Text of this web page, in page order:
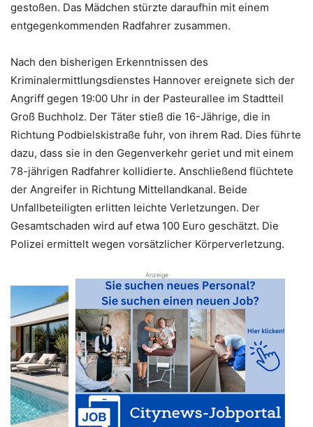
gestoßen. Das Mädchen stürzte daraufhin mit einem
entgegenkommenden Radfahrer zusammen.
Nach den bisherigen Erkenntnissen des
Kriminalermittlungsdienstes Hannover ereignete sich der
Angriff gegen 19:00 Uhr in der Pasteurallee im Stadtteil
Groß Buchholz. Der Täter stieß die 16-Jährige, die in
Richtung Podbielskistraße fuhr, von ihrem Rad. Dies führte
dazu, dass sie in den Gegenverkehr geriet und mit einem
78-jährigen Radfahrer kollidierte. Anschließend flüchtete
der Angreifer in Richtung Mittellandkanal. Beide
Unfallbeteiligten erlitten leichte Verletzungen. Der
Gesamtschaden wird auf etwa 100 Euro geschätzt. Die
Polizei ermittelt wegen vorsätzlicher Körperverletzung.
Anzeige